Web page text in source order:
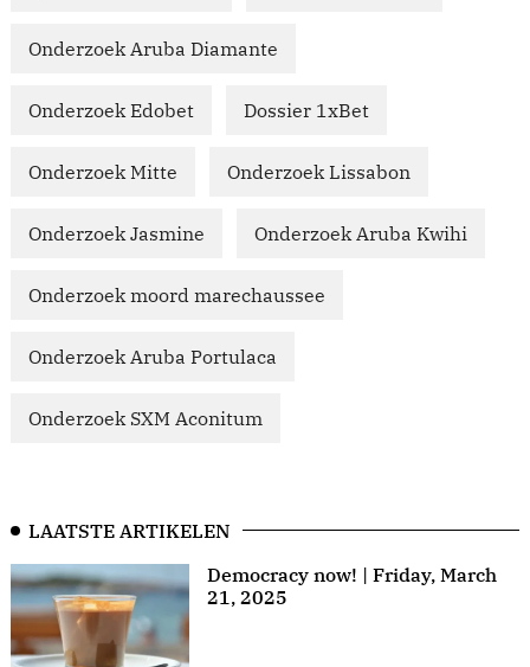
Onderzoek Aruba Diamante
Onderzoek Edobet Dossier 1xBet
Onderzoek Mitte Onderzoek Lissabon
Onderzoek Jasmine Onderzoek Aruba Kwihi
Onderzoek moord marechaussee
Onderzoek Aruba Portulaca
Onderzoek SXM Aconitum
LAATSTE ARTIKELEN
Democracy now! | Friday, March
21, 2025